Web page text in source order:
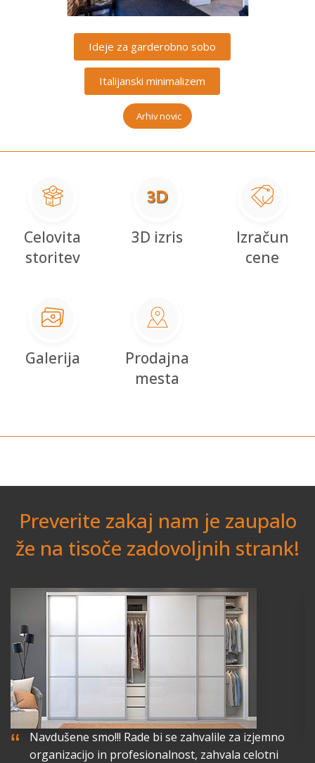
Ideje za garderobno sobo
Italijanski minimalizem
Arhiv novic
Celovita
storitev
3D izris
Izračun
cene
Galerija
Prodajna
mesta
Preverite zakaj nam je zaupalo
že na tisoče zadovoljnih strank!
“
Navdušene smo!!! Rade bi se zahvalile za izjemno
organizacijo in profesionalnost, zahvala celotni